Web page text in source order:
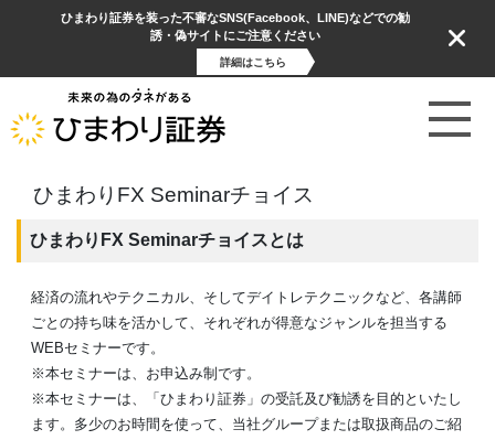
ひまわり証券を装った不審なSNS(Facebook、LINE)などでの勧
誘・偽サイトにご注意ください
詳細はこちら
ひまわりFX Seminarチョイス
ひまわりFX Seminarチョイスとは
経済の流れやテクニカル、そしてデイトレテクニックなど、各講師
ごとの持ち味を活かして、それぞれが得意なジャンルを担当する
WEBセミナーです。
※本セミナーは、お申込み制です。
※本セミナーは、「ひまわり証券」の受託及び勧誘を目的といたし
ます。多少のお時間を使って、当社グループまたは取扱商品のご紹